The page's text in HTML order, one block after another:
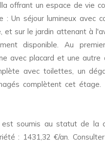
offrant un espace de vie
: Un séjour lumineux avec
et sur le jardin attenant à
disponible. Au
avec placard et une autre
avec toilettes, un
complètent cet étage.
est soumis au statut de la
: 1431,32 €/an.